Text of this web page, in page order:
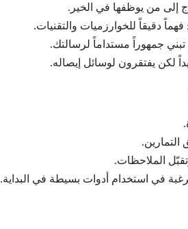
إلى من يوظفها في الخير.
فهماً دقيقاً للخوارزميات والتقنيات.
جمهوراً مستداماً لرسالتك.
لكن يفتقرون لوسائل إيصاله.
التمارين.
الملاحظات.
في استخدام أدوات بسيطة في البداية.